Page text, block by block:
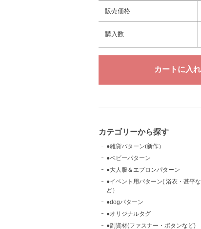
販売価格
購入数
カテゴリーから探す
●雑貨パターン(新作）
●ベビーパターン
●大人服＆エプロンパターン
●イベント用パターン( 浴衣・甚平な
ど）
●dogパターン
●オリジナルタグ
●副資材(ファスナー・ボタンなど)